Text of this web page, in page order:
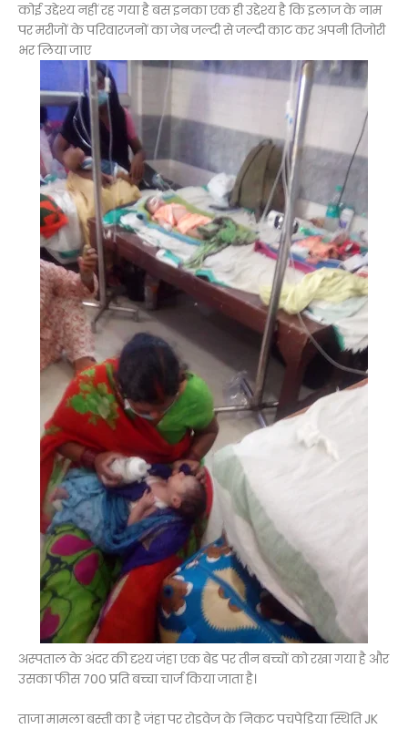
कोई उद्देश्य नहीं रह गया है बस इनका एक ही उद्देश्य है कि इलाज के नाम
पर मरीजों के परिवारजनों का जेब जल्दी से जल्दी काट कर अपनी तिजोरी
भर लिया जाए
अस्पताल के अंदर की दृश्य जंहा एक बेड पर तीन बच्चों को रखा गया है और
उसका फीस 700 प्रति बच्चा चार्ज किया जाता है।
ताजा मामला बस्ती का है जंहा पर रोडवेज के निकट पचपेडिया स्थिति JK